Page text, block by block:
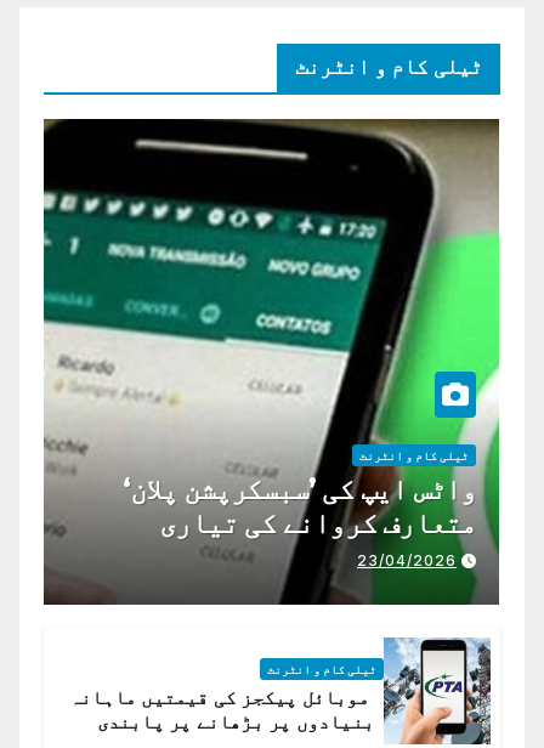
ٹیلی کام و انٹرنٹ
ٹیلی کام و انٹرنٹ
واٹس ایپ کی ’سبسکرپشن پلان‘
متعارف کروانے کی تیاری
23/04/2026
ٹیلی کام و انٹرنٹ
موبائل پیکجز کی قیمتیں ماہانہ
بنیادوں پر بڑھانے پر پابندی